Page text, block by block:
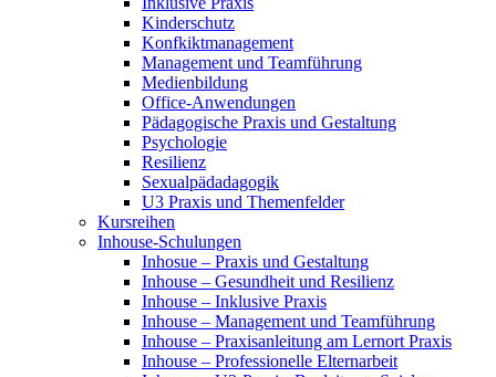
Kinderschutz
Konfkiktmanagement
Management und Teamführung
Medienbildung
Office-Anwendungen
Pädagogische Praxis und Gestaltung
Psychologie
Resilienz
Sexualpädadagogik
U3 Praxis und Themenfelder
Kursreihen
Inhouse-Schulungen
Inhosue – Praxis und Gestaltung
Inhouse – Gesundheit und Resilienz
Inhouse – Inklusive Praxis
Inhouse – Management und Teamführung
Inhouse – Praxisanleitung am Lernort Praxis
Inhouse – Professionelle Elternarbeit